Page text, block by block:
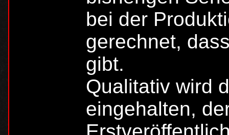
bei der
gerechnet,
gibt.
Qualitativ wird
eingehalten,